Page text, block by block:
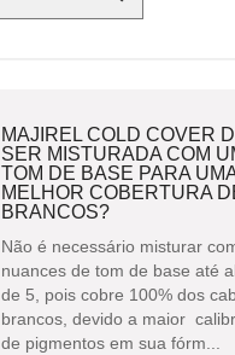
MAJIREL COLD COVER
SER MISTURADA COM
TOM DE BASE PARA
MELHOR COBERTURA
BRANCOS?
Não é necessário misturar
nuances de tom de base até
de 5, pois cobre 100% dos
brancos, devido a maior
de pigmentos em sua fórm...